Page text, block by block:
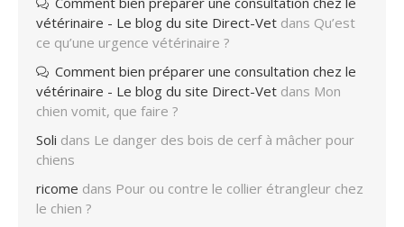
vétérinaire - Le blog du site Direct-Vet dans Qu’est
ce qu’une urgence vétérinaire ?
Comment bien préparer une consultation chez le
vétérinaire - Le blog du site Direct-Vet dans Mon
chien vomit, que faire ?
Soli dans Le danger des bois de cerf à mâcher pour
chiens
ricome dans Pour ou contre le collier étrangleur chez
le chien ?